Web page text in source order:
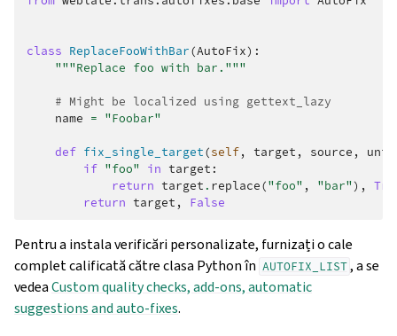
class ReplaceFooWithBar(AutoFix):
"""Replace foo with bar."""
# Might be localized using gettext_lazy
name = "Foobar"
def fix_single_target(self, target , source , unit
if "foo" in target :
return target . replace("foo" , "bar"),
return target , False
Pentru a instala verificări personalizate, furnizați o cale
complet calificată către clasa Python în AUTOFIX_LIST , a se
vedeaCustom quality checks, add-ons, automatic
suggestions and auto-fixes.